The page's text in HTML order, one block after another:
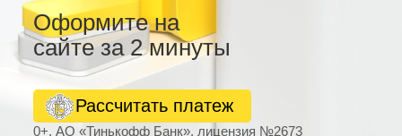
Оформите на
сайте за 2 минуты
0+, АО «Тинькофф Банк», лицензия №2673
Рассчитать платеж